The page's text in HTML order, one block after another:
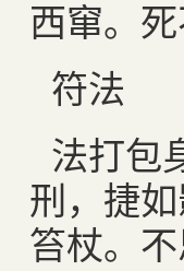
西窜。
符法
法打包
刑，捷
笞杖。